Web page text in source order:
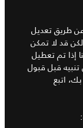
عن طريق تعديل
قد لا تمكن
إذا تم تعطيل
قبل قبول
اتبع